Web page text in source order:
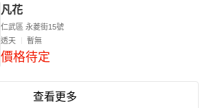
凡花
仁武區 永菱街15號
透天
暫無
價格待定
查看更多